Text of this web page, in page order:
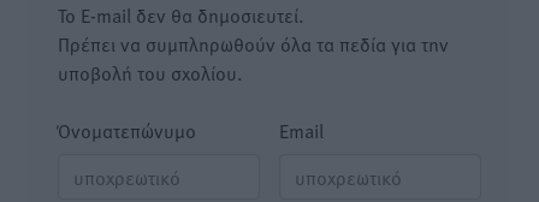
Το E-mail δεν θα δημοσιευτεί.
Πρέπει να συμπληρωθούν όλα τα πεδία για την
υποβολή του σχολίου.
Όνοματεπώνυμο Email